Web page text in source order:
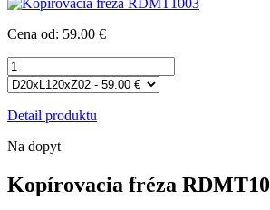
Cena od: 59.00 €
Detail produktu
Na dopyt
Kopírovacia fréza